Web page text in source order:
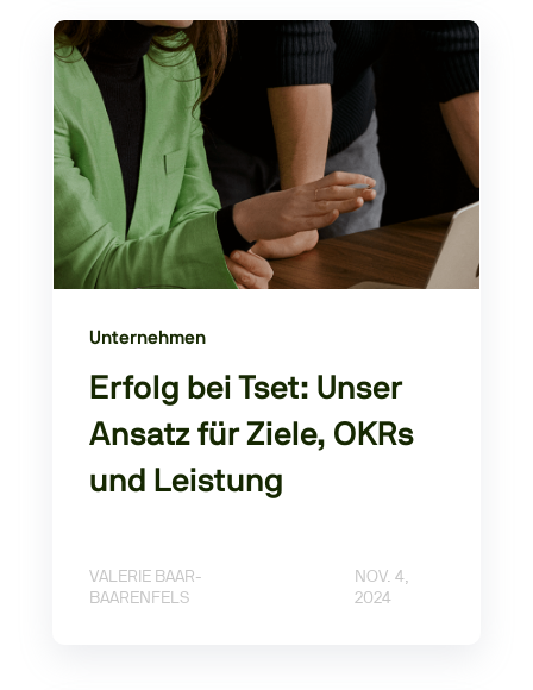
Unternehmen
Erfolg bei Tset: Unser
Ansatz für Ziele, OKRs
und Leistung
VALERIE BAAR-
BAARENFELS
NOV. 4,
2024